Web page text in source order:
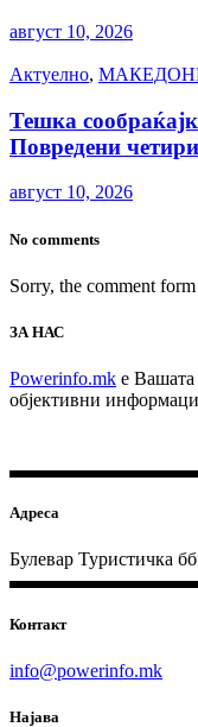
август 10, 2026
Актуелно,
Тешка
Повредени
август 10, 2026
No comments
Sorry, the comment
ЗА НАС
Powerinfo.mk e Вашата
објективни
Адреса
Булевар Туристичка
Контакт
info@powerinfo.mk
Најава